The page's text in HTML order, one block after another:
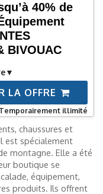
40% de
BIVOUAC
LA OFFRE
Temporairement illimité
chaussures et
est spécialement
montagne. Elle a été
boutique se
équipement,
produits. Ils offrent